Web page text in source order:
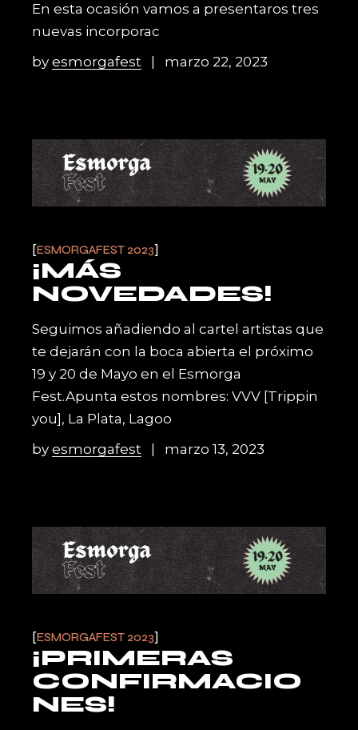
En esta ocasión vamos a presentaros tres
nuevas incorporac
byesmorgafest marzo 22, 2023
ESMORGAFEST 2023
¡MÁS
NOVEDADES!
Seguimos añadiendo al cartel artistas que
te dejarán con la boca abierta el próximo
19 y 20 de Mayo en el Esmorga
Fest.Apunta estos nombres: VVV [Trippin
you], La Plata, Lagoo
byesmorgafest marzo 13, 2023
ESMORGAFEST 2023
¡PRIMERAS
CONFIRMACIO
NES!